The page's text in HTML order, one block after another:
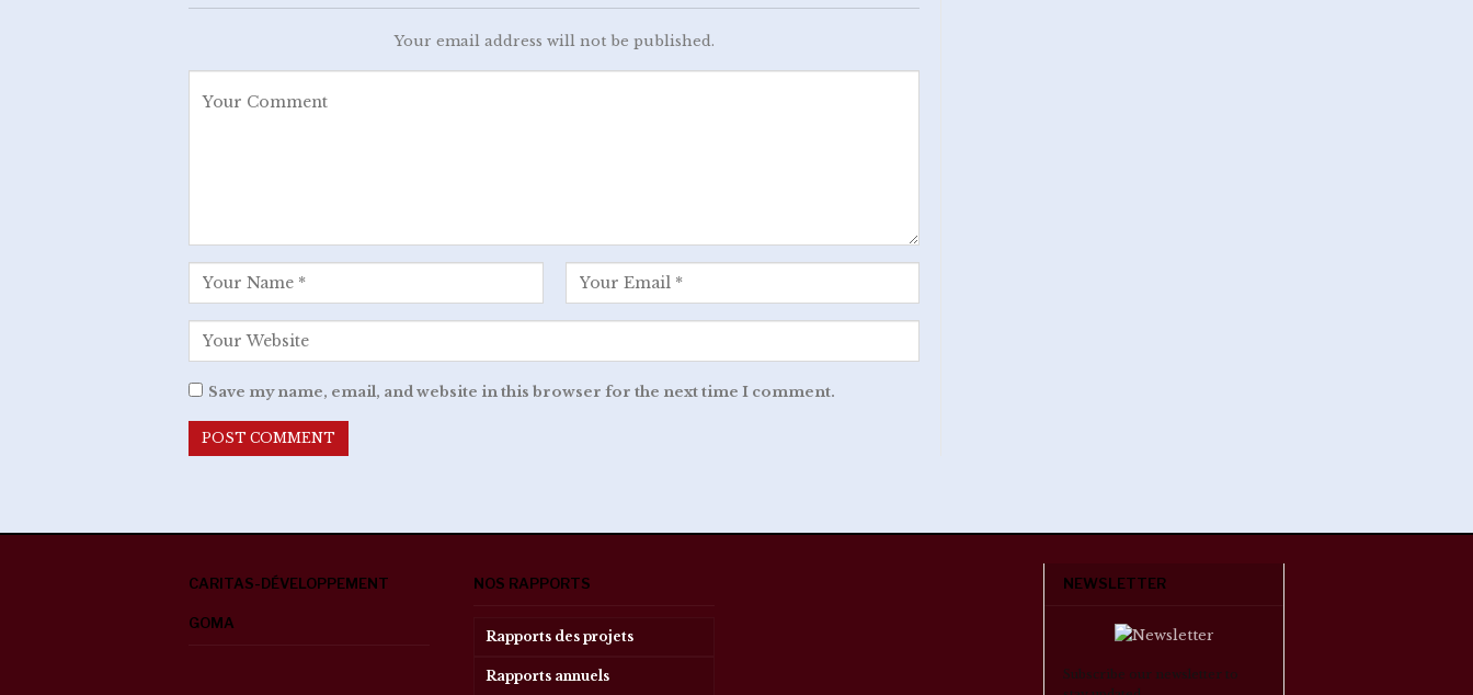
Your email address will not be published.
Save my name, email, and website in this browser for the next time I comment.
CARITAS-DÉVELOPPEMENT
GOMA
NOS RAPPORTS
Rapports des projets
Rapports annuels
NEWSLETTER
Subscribe our newsletter to